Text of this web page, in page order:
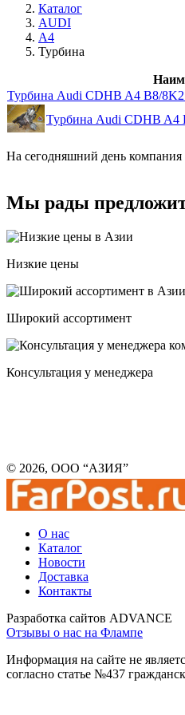
Каталог
AUDI
A4
Турбина
Турбина Audi CDHB A4 B8/
Турбина Audi CDHB A4
На сегодняшний день компания
Мы рады
Низкие цены
Широкий ассортимент
Консультация у менеджера
© 2026, ООО “АЗИЯ”
О нас
Каталог
Новости
Доставка
Контакты
Разработка сайтов ADVANCE
Отзывы о нас на Флампе
Информация на сайте не
согласно статье №437